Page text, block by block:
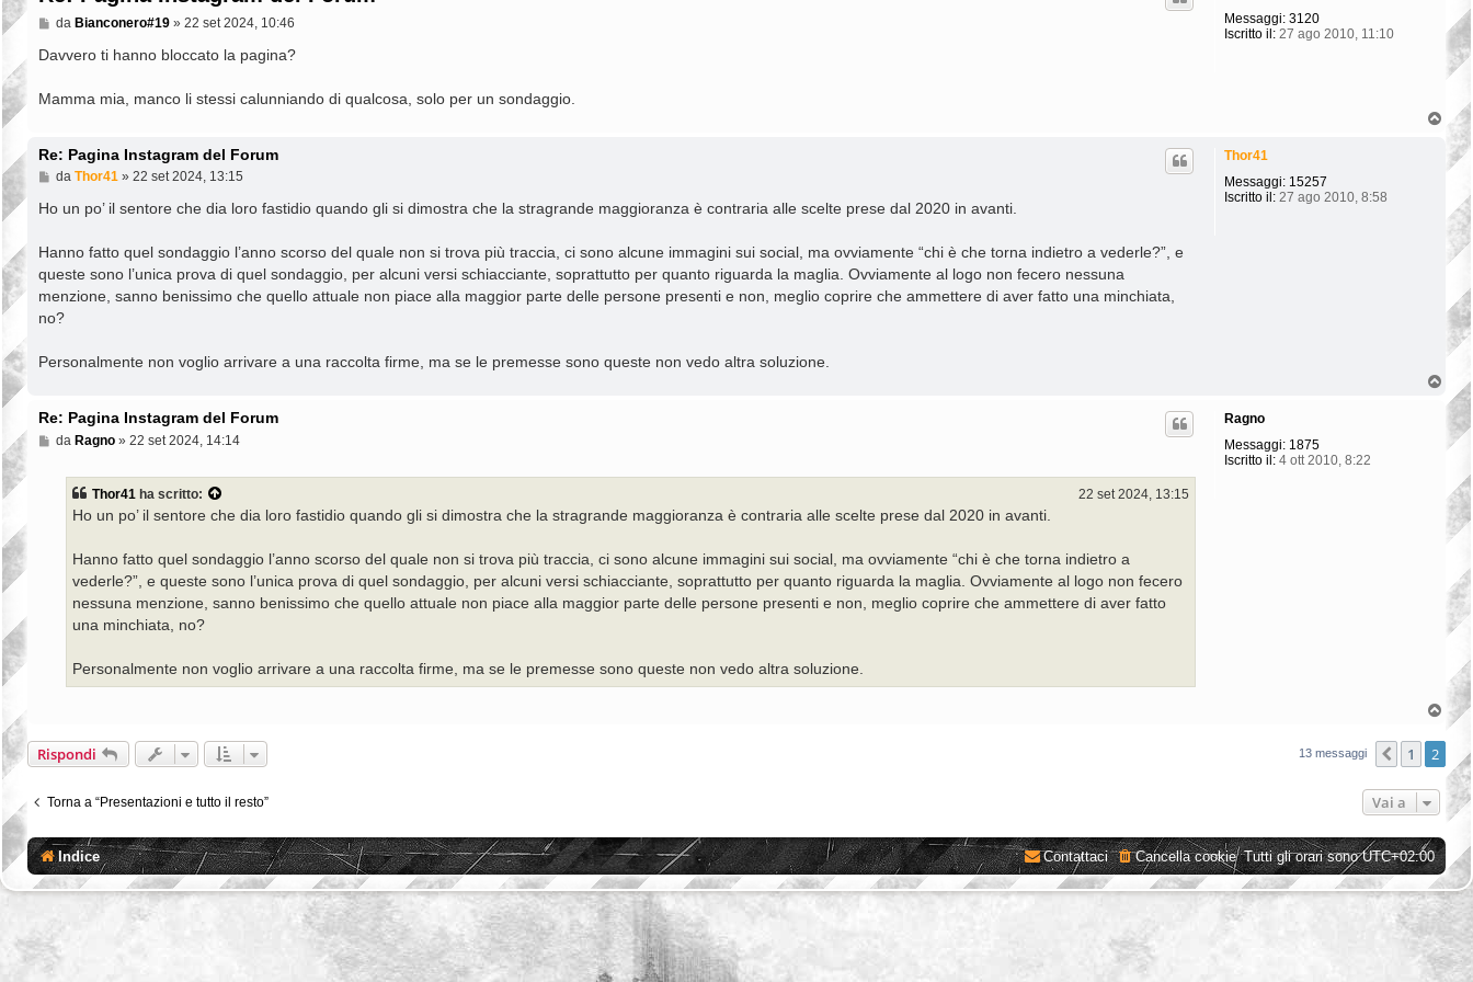
Messaggi: 3120
Iscritto il: 27 ago 2010, 11:10
M
s
g
da Bianconero#19» 22 set 2024, 10:46
Davvero ti hanno bloccato la pagina?
Mamma mia, manco li stessi calunniando di qualcosa, solo per un sondaggio.
Thor41
Messaggi: 15257
Iscritto il: 27 ago 2010, 8:58
Re: Pagina Instagram del Forum
M
s
g
i
o
da Thor41» 22 set 2024, 13:15
Ho un po’ il sentore che dia loro fastidio quando gli si dimostra che la stragrande maggioranza è contraria alle scelte prese dal 2020 in avanti.
Hanno fatto quel sondaggio l’anno scorso del quale non si trova più traccia, ci sono alcune immagini sui social, ma ovviamente “chi è che torna indietro a vederle?”, e
queste sono l’unica prova di quel sondaggio, per alcuni versi schiacciante, soprattutto per quanto riguarda la maglia. Ovviamente al logo non fecero nessuna
menzione, sanno benissimo che quello attuale non piace alla maggior parte delle persone presenti e non, meglio coprire che ammettere di aver fatto una minchiata,
no?
Personalmente non voglio arrivare a una raccolta firme, ma se le premesse sono queste non vedo altra soluzione.
Ragno
Messaggi: 1875
Iscritto il: 4 ott 2010, 8:22
Re: Pagina Instagram del Forum
M
da Ragno» 22 set 2024, 14:14
Thor41 ha scritto: 22 set 2024, 13:15
Ho un po’ il sentore che dia loro fastidio quando gli si dimostra che la stragrande maggioranza è contraria alle scelte prese dal 2020 in avanti.
Hanno fatto quel sondaggio l’anno scorso del quale non si trova più traccia, ci sono alcune immagini sui social, ma ovviamente “chi è che torna indietro a
vederle?”, e queste sono l’unica prova di quel sondaggio, per alcuni versi schiacciante, soprattutto per quanto riguarda la maglia. Ovviamente al logo non fecero
nessuna menzione, sanno benissimo che quello attuale non piace alla maggior parte delle persone presenti e non, meglio coprire che ammettere di aver fatto
una minchiata, no?
Personalmente non voglio arrivare a una raccolta firme, ma se le premesse sono queste non vedo altra soluzione.
T
o
p
Rispondi 13 messaggi 1 2
Torna a “Presentazioni e tutto il resto” Vai a
Indice Tutti gli orari sonoUTC+02:00
Cancella cookie
Contattaci